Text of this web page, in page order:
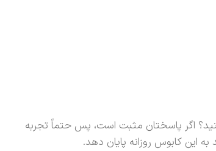
اگر پاسختان مثبت است، پس حتماً تجربه
این کابوس روزانه پایان دهد.